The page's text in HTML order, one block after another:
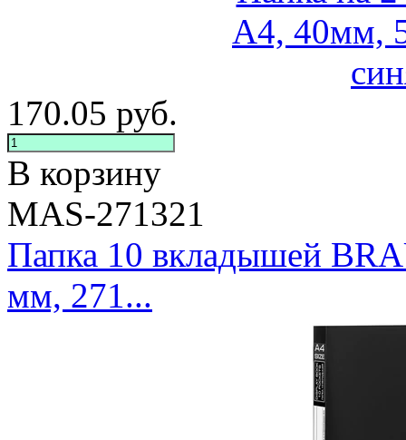
170.05 руб.
В корзину
MAS-271321
Папка 10 вкладышей
мм, 271...